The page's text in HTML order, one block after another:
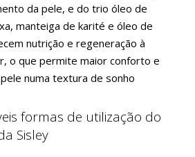
da pele, e do trio óleo de
manteiga de karité e óleo de
nutrição e regeneração à
o que permite maior conforto e
numa textura de sonho
formas de utilização do
Sisley